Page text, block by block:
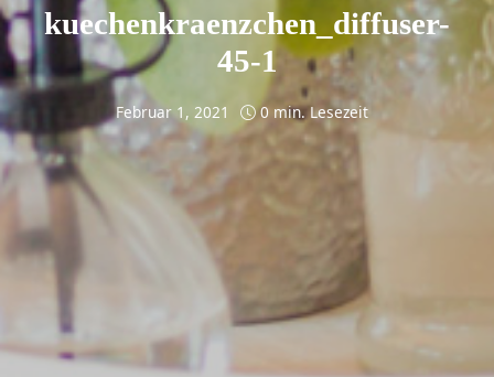
kuechenkraenzchen_diffuser-
45-1
Februar 1, 2021 0 min. Lesezeit